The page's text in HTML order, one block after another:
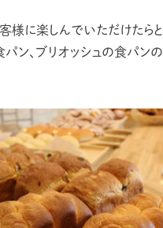
様に楽しんでいただけたらと
パン、ブリオッシュの食パンの